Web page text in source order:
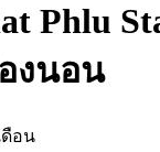
Phlu
งนอน
ดือน